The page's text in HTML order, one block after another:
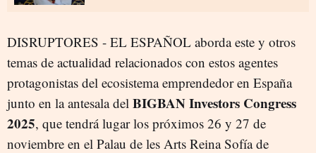
DISRUPTORES - EL ESPAÑOL aborda este y otros
temas de actualidad relacionados con estos agentes
protagonistas del ecosistema emprendedor en España
junto en la antesala del BIGBAN Investors Congress
2025, que tendrá lugar los próximos 26 y 27 de
noviembre en el Palau de les Arts Reina Sofía de